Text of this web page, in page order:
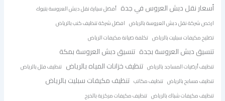
أسعار نقل دبش العروس في جدة أفضل سيارة نقل دبش العروسة بتبوك
ارخص شركة نقل دبش العروسة بالرياض افضل شركة تنظيف كنب بالرياض
تصليح مكيفات سبليت بالرياض تكلفة صيانة مكيفات الرياض
تنسيق دبش العروسة بجدة تنسيق دبش العروسة بمكة
تنظيف أرضيات المساجد بالرياض تنظيف خزانات المياه بالرياض تنظيف فلل بالرياض
تنظيف مسابح بالرياض تنظيف مكاتب تنظيف مكيفات سبليت بالرياض
تنظيف مكيفات شباك بالرياض تنظيف مكيفات مركزية بالخرج